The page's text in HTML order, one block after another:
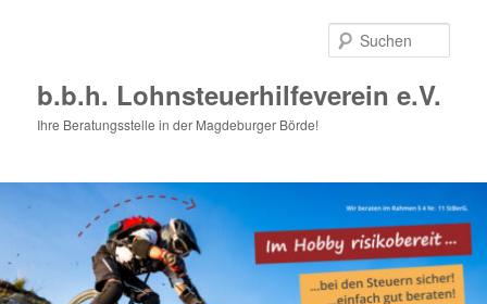
b.b.h. Lohnsteuerhilfeverein e.V.
Ihre Beratungsstelle in der Magdeburger Börde!